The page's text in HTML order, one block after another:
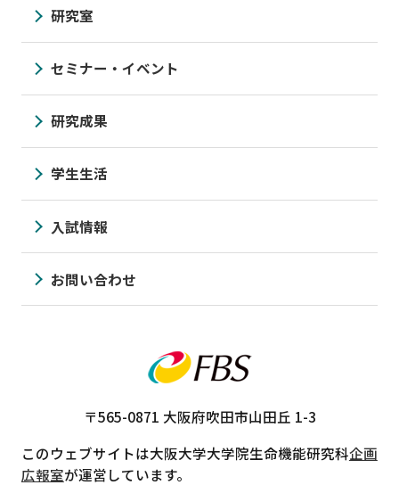
〒565-0871 大阪府吹田市山田丘 1-3
このウェブサイトは大阪大学大学院生命機能研究科企画
広報室が運営しています。
研究室
セミナー・イベント
研究成果
学生生活
入試情報
お問い合わせ